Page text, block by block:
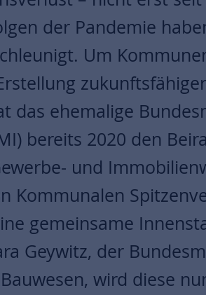
der Pandemie
Um
das ehemalige
bereits 2020 den
und
Kommunalen
gemeinsame
Geywitz, der
wird diese